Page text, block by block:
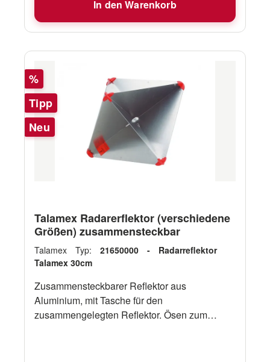
In den Warenkorb
Rabatt
%
Tipp
Neu
Talamex Radarerflektor (verschiedene
Größen) zusammensteckbar
Talamex Typ: 21650000 - Radarreflektor
Talamex 30cm
Zusammensteckbarer Reflektor aus
Aluminium, mit Tasche für den
zusammengelegten Reflektor. Ösen zum